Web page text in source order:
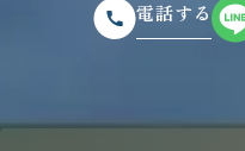
電話する